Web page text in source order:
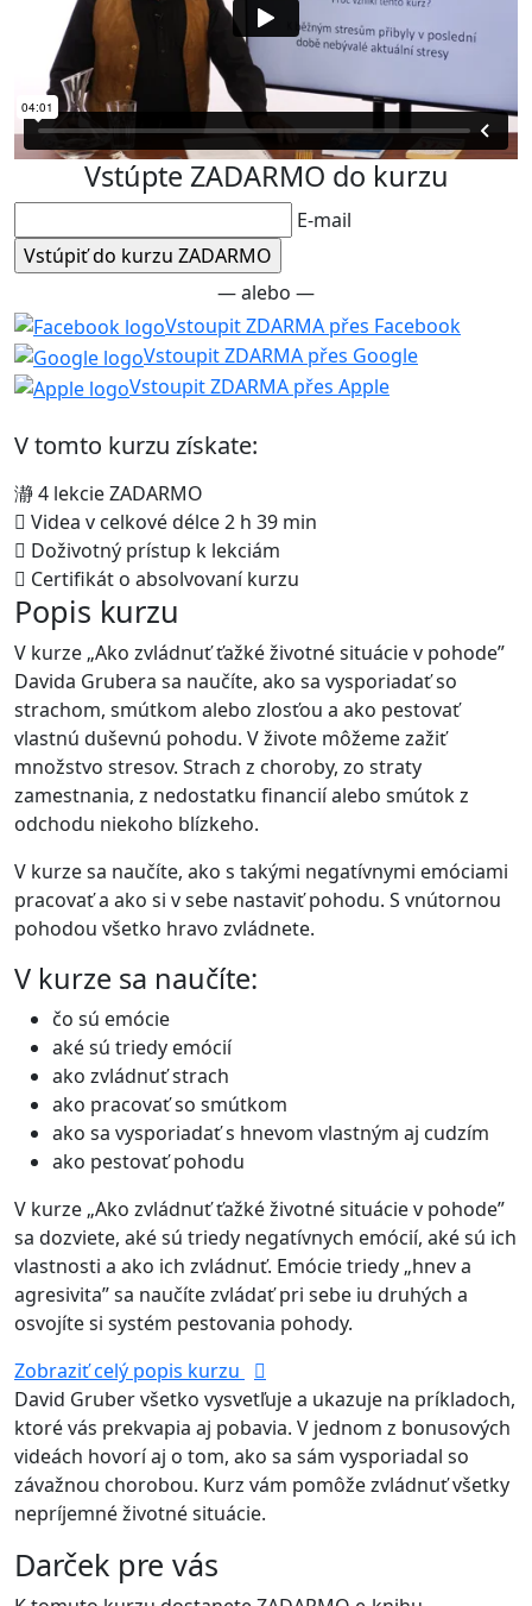
Vstúpte ZADARMO do kurzu
E-mail
— alebo —
Vstoupit ZDARMA přes Facebook
Vstoupit ZDARMA přes Google
Vstoupit ZDARMA přes Apple
V tomto kurzu získate:
4 lekcie ZADARMO
Videa v celkové délce 2 h 39 min
Doživotný prístup k lekciám
Certifikát o absolvovaní kurzu
Popis kurzu
V kurze „Ako zvládnuť ťažké životné situácie v pohode”
Davida Grubera sa naučíte, ako sa vysporiadať so
strachom, smútkom alebo zlosťou a ako pestovať
vlastnú duševnú pohodu. V živote môžeme zažiť
množstvo stresov. Strach z choroby, zo straty
zamestnania, z nedostatku financií alebo smútok z
odchodu niekoho blízkeho.
V kurze sa naučíte, ako s takými negatívnymi emóciami
pracovať a ako si v sebe nastaviť pohodu. S vnútornou
pohodou všetko hravo zvládnete.
V kurze sa naučíte:
čo sú emócie
aké sú triedy emócií
ako zvládnuť strach
ako pracovať so smútkom
ako sa vysporiadať s hnevom vlastným aj cudzím
ako pestovať pohodu
V kurze „Ako zvládnuť ťažké životné situácie v pohode”
sa dozviete, aké sú triedy negatívnych emócií, aké sú ich
vlastnosti a ako ich zvládnuť. Emócie triedy „hnev a
agresivita” sa naučíte zvládať pri sebe iu druhých a
osvojíte si systém pestovania pohody.
Zobraziť celý popis kurzu
David Gruber všetko vysvetľuje a ukazuje na príkladoch,
ktoré vás prekvapia aj pobavia. V jednom z bonusových
videách hovorí aj o tom, ako sa sám vysporiadal so
závažnou chorobou. Kurz vám pomôže zvládnuť všetky
nepríjemné životné situácie.
Darček pre vás